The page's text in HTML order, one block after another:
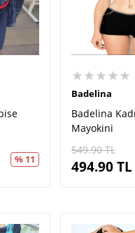
% 11
★★★★★
Badelina
Badelina
Mayokini
549.90TL
494.90TL